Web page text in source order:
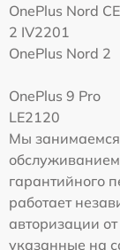
OnePlus Nord CE
2 IV2201
OnePlus Nord 2
OnePlus 9 Pro
LE2120
Мы занимаемся
гарантийного
работает
авторизации
указанные на